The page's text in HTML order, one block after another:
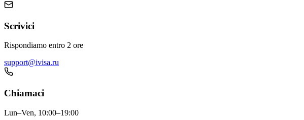
Scrivici
Rispondiamo entro 2 ore
support@ivisa.ru
Chiamaci
Lun–Ven, 10:00–19:00